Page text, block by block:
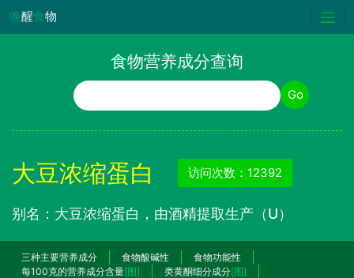
唤醒食物
食物营养成分查询
食物名称 Go
大豆浓缩蛋白 访问次数：12392
别名：大豆浓缩蛋白，由酒精提取生产（U）
三种主要营养成分 食物酸碱性
食物功能性
每100克的营养成分含量[图] 类黄酮细分成分[图]